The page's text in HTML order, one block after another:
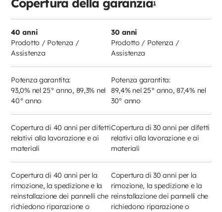
1
40 anni
Prodotto / Potenza /
Assistenza
Potenza garantita:
93,0% nel 25° anno, 89,3% nel
40° anno
Copertura di 40 anni per difetti
relativi alla lavorazione e ai
materiali
Copertura di 40 anni per la
rimozione, la spedizione e la
reinstallazione dei pannelli che
richiedono riparazione o
30 anni
Prodotto / Potenza /
Assistenza
Potenza garantita:
89,4% nel 25° anno, 87,4% nel
30° anno
Copertura di 30 anni per difetti
relativi alla lavorazione e ai
materiali
Copertura di 30 anni per la
rimozione, la spedizione e la
reinstallazione dei pannelli che
richiedono riparazione o